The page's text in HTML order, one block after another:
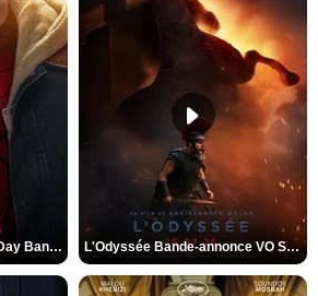
Spider-Man: Brand New Day Bande-annonce VO STFR L'Odyssée Bande-annonce VO STFR